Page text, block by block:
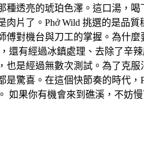
透亮的琥珀色澤。這口湯，
片了。Phở Wild 挑選的是品
對機台與刀工的掌握。為什
有經過冰鎮處理、去除了辛
是經過無數次測試。為了克
驚喜。在這個快節奏的時代
果你有機會來到礁溪，不妨